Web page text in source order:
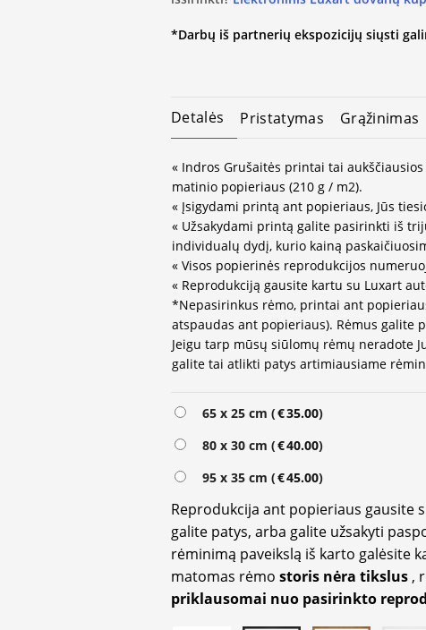
*Darbų iš partnerių ekspozicijų siųsti
Detalės Pristatymas Grąžinimas
« Indros Grušaitės printai tai
matinio popieriaus (210 g / m2).
« Įsigydami printą ant popieriaus, Jūs
« Užsakydami printą galite pasirinkti iš
individualų dydį, kurio kainą
« Visos popierinės reprodukcijos
« Reprodukciją gausite kartu su Luxart
*Nepasirinkus rėmo, printai ant
atspaudas ant popieriaus). Rėmus
Jeigu tarp mūsų siūlomų rėmų neradote
galite tai atlikti patys artimiausiame
65 x 25 cm (€35.00)
80 x 30 cm (€40.00)
95 x 35 cm (€45.00)
Reprodukcija ant popieriaus
galite patys, arba galite užsakyti
rėminimą paveikslą iš karto galėsite
matomas rėmo storis nėra tikslus ,
priklausomai nuo pasirinkto
Alternative: